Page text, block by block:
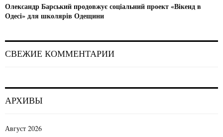
Олександр Барський продовжує соціальний проект «Вікенд в
Одесі» для школярів Одещини
СВЕЖИЕ КОММЕНТАРИИ
АРХИВЫ
Август 2026